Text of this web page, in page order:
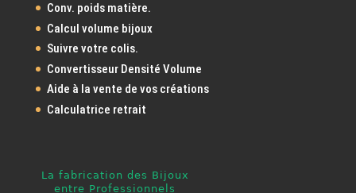
Conv. poids matière.
Calcul volume bijoux
Suivre votre colis.
Convertisseur Densité Volume
Aide à la vente de vos créations
Calculatrice retrait